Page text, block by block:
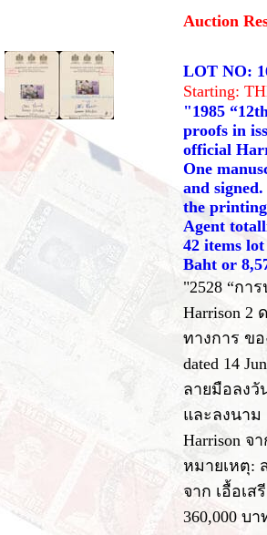
Auction
LOT NO:
Starting:
"1985
proofs in
official
One
and
the printing
Agent
42 items lot
Baht or
"2528 “กา
Harrison 2
ทางการ ขอ
dated 14
ลายมือลงวั
และลงนาม
Harrison จ
หมายเหตุ:
จาก เอื้อเส
360,000 บ